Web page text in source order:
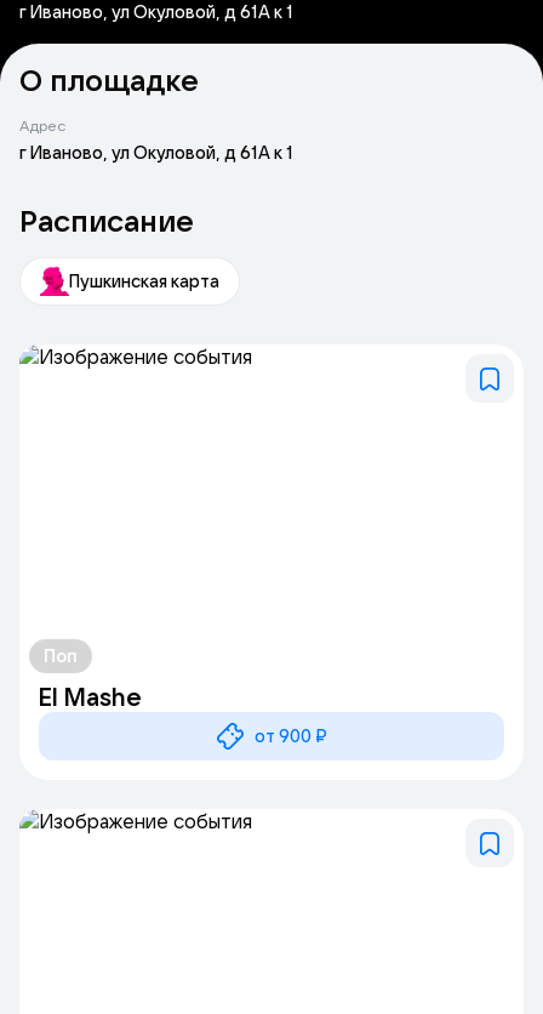
г Иваново, ул Окуловой, д 61А к 1
О площадке
Адрес
г Иваново, ул Окуловой, д 61А к 1
Расписание
Пушкинская карта
Поп
El Mashe
от 900 ₽